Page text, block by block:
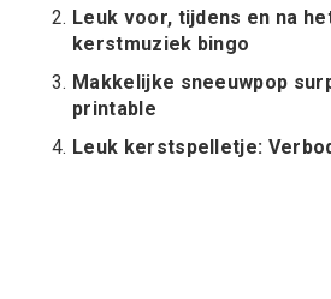
Leuk voor, tijdens en na
kerstmuziek bingo
Makkelijke sneeuwpop
printable
Leuk kerstspelletje: